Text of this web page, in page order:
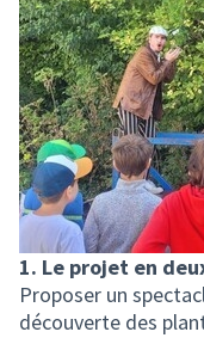
1. Le projet en
Proposer un
découverte des